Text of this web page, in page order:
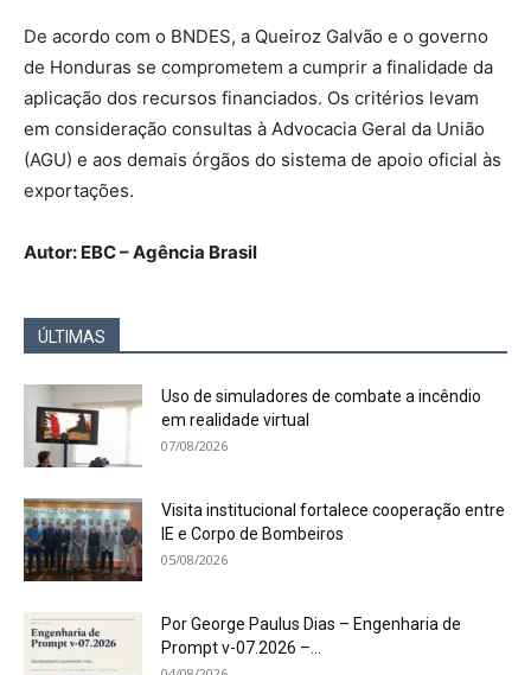
De acordo com o BNDES, a Queiroz Galvão e o governo
de Honduras se comprometem a cumprir a finalidade da
aplicação dos recursos financiados. Os critérios levam
em consideração consultas à Advocacia Geral da União
(AGU) e aos demais órgãos do sistema de apoio oficial às
exportações.
Autor: EBC – Agência Brasil
ÚLTIMAS
Uso de simuladores de combate a incêndio
em realidade virtual
07/08/2026
Visita institucional fortalece cooperação entre
IE e Corpo de Bombeiros
05/08/2026
Por George Paulus Dias – Engenharia de
Prompt v-07.2026 –...